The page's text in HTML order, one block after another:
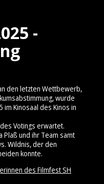
-
wurde
im Kinosaal des Kinos in
Votings erwartet.
Plaß und ihr Team samt
Wildnis, der den
konnte.
des Filmfest SH